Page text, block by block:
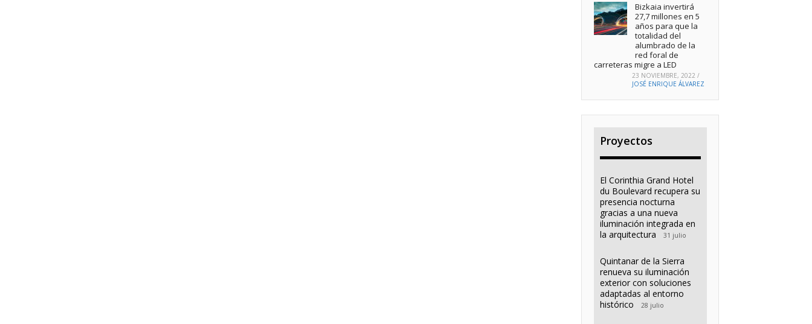
Bizkaia invertirá
27,7 millones en 5
años para que la
totalidad del
alumbrado de la
red foral de
carreteras migre a LED
23 NOVIEMBRE, 2022 /
JOSÉ ENRIQUE ÁLVAREZ
Proyectos
El Corinthia Grand Hotel
du Boulevard recupera su
presencia nocturna
gracias a una nueva
iluminación integrada en
la arquitectura
31 julio
Quintanar de la Sierra
renueva su iluminación
exterior con soluciones
adaptadas al entorno
histórico
28 julio